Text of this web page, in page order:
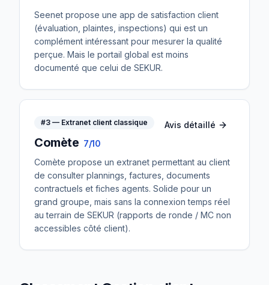
Seenet propose une app de satisfaction client
(évaluation, plaintes, inspections) qui est un
complément intéressant pour mesurer la qualité
perçue. Mais le portail global est moins
documenté que celui de SEKUR.
#3 — Extranet client classique
Comète 7/10
Avis détaillé
Comète propose un extranet permettant au client
de consulter plannings, factures, documents
contractuels et fiches agents. Solide pour un
grand groupe, mais sans la connexion temps réel
au terrain de SEKUR (rapports de ronde / MC non
accessibles côté client).